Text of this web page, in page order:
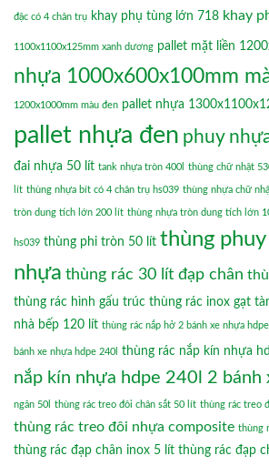
đặc có 4 chân trụ khay phụ tùng lớn 718 khay
1100x1100x125mm xanh dương pallet mặt liền
nhựa 1000x600x100mm
1200x1000mm màu đen pallet nhựa
pallet nhựa đen phuy
đai nhựa 50 lít tank nhựa tròn 400l thùng chữ nhật
lít thùng nhựa bít có 4 chân trụ hs039 thùng nhựa chữ
tròn dung tích lớn 200 lít thùng nhựa tròn dung tích lớn
hs039 thùng phi tròn 50 lít thùng
nhựa thùng rác 30 lít đạp chân
thùng rác hình gấu trúc thùng rác inox gạt
nhà bếp 120 lít thùng rác nắp hở 2 bánh xe nhựa
bánh xe nhựa hdpe 240l thùng rác nắp kín nhựa
nắp kín nhựa hdpe 240l 2 bánh
ngăn 50l thùng rác treo đôi chân sắt 50 lít thùng rác treo
thùng rác treo đôi nhựa composite thùng
thùng rác đạp chân inox 5 lít thùng rác đạp